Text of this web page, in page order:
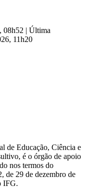
08h52 | Última
11h20
de Educação, Ciência e
é o órgão de apoio
nos termos do
de 29 de dezembro de
IFG.